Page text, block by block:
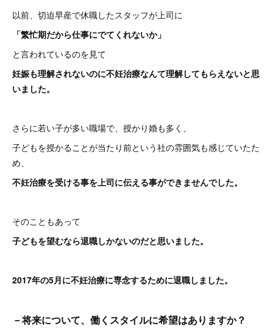
以前、切迫早産で休職したスタッフが上司に
「繁忙期だから仕事にでてくれないか」
と言われているのを見て
妊娠も理解されないのに不妊治療なんて理解してもらえないと思
いました。
さらに若い子が多い職場で、授かり婚も多く、
子どもを授かることが当たり前という社の雰囲気も感じていたた
め、
不妊治療を受ける事を上司に伝える事ができませんでした。
そのこともあって
子どもを望むなら退職しかないのだと思いました。
2017年の5月に不妊治療に専念するために退職しました。
－将来について、働くスタイルに希望はありますか？